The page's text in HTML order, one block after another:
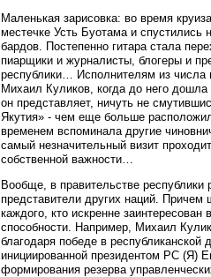
Маленькая зарисовка: во время
местечке Усть Буотама и спустились
бардов. Постепенно гитара стала
пиарщики и журналисты, блогеры и
республики… Исполнителям из числа
Михаил Куликов, когда до него дошла
он представляет, ничуть не
Якутия» - чем еще больше
временем вспоминала другие
самый незначительный визит
собственной важности…
Вообще, в правительстве республики
представители других наций. Причем
каждого, кто искренне
способности. Например, Михаил
благодаря победе в
инициированной президентом РС
формирования резерва